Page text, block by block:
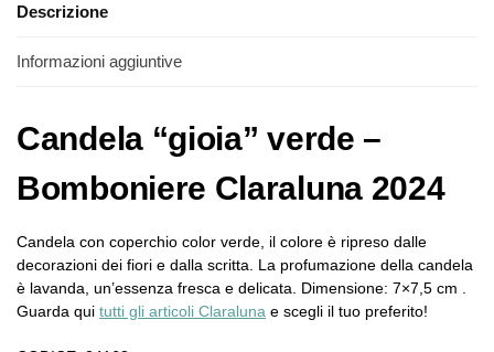
Descrizione
Informazioni aggiuntive
Candela “gioia” verde –
Bomboniere Claraluna 2024
Candela con coperchio color verde, il colore è ripreso dalle
decorazioni dei fiori e dalla scritta. La profumazione della candela
è lavanda, un’essenza fresca e delicata. Dimensione: 7×7,5 cm .
Guarda qui tutti gli articoli Claraluna e scegli il tuo preferito!